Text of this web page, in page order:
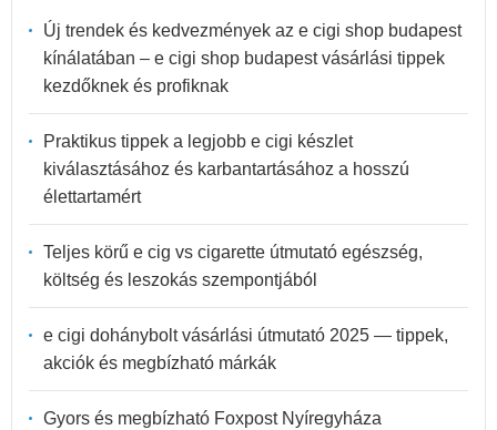
Új trendek és kedvezmények az e cigi shop budapest
kínálatában – e cigi shop budapest vásárlási tippek
kezdőknek és profiknak
Praktikus tippek a legjobb e cigi készlet
kiválasztásához és karbantartásához a hosszú
élettartamért
Teljes körű e cig vs cigarette útmutató egészség,
költség és leszokás szempontjából
e cigi dohánybolt vásárlási útmutató 2025 — tippek,
akciók és megbízható márkák
Gyors és megbízható Foxpost Nyíregyháza